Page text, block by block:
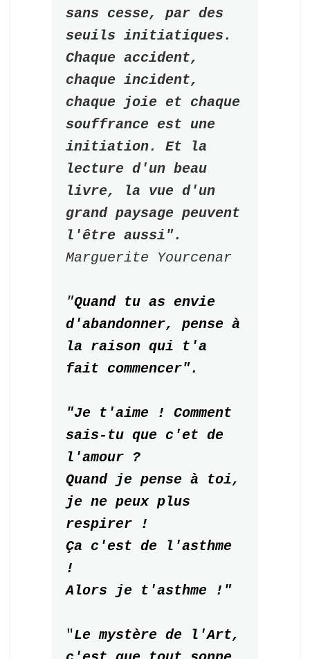
sans cesse, par des
seuils initiatiques.
Chaque accident,
chaque incident,
chaque joie et chaque
souffrance est une
initiation. Et la
lecture d'un beau
livre, la vue d'un
grand paysage peuvent
l'être aussi".
Marguerite Yourcenar
"Quand tu as envie
d'abandonner, pense à
la raison qui t'a
fait commencer".
"Je t'aime ! Comment
sais-tu que c'et de
l'amour ?
Quand je pense à toi,
je ne peux plus
respirer !
Ça c'est de l'asthme
!
Alors je t'asthme !"
"Le mystère de l'Art,